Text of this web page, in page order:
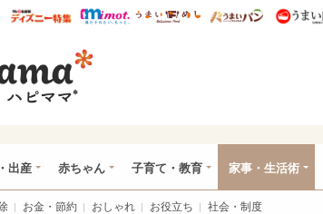
研
ハピママ* ウレぴあ総研 ディズニー特集
mimot. うまいめし うまい
出産 赤ちゃん 子育て・教育 家事・生活術
お金・節約 おしゃれ お役立ち 社会・制度